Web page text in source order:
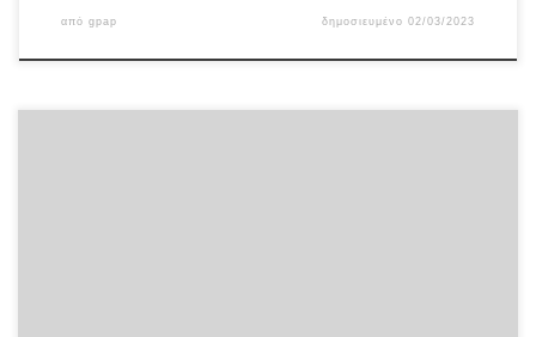
από gpap δημοσιευμένο02/03/2023